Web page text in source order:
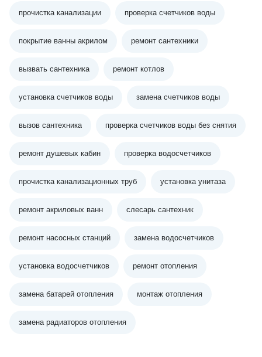
прочистка канализации проверка счетчиков воды
покрытие ванны акрилом ремонт сантехники
вызвать сантехника ремонт котлов
установка счетчиков воды замена счетчиков воды
вызов сантехника проверка счетчиков воды без снятия
ремонт душевых кабин проверка водосчетчиков
прочистка канализационных труб установка унитаза
ремонт акриловых ванн слесарь сантехник
ремонт насосных станций замена водосчетчиков
установка водосчетчиков ремонт отопления
замена батарей отопления монтаж отопления
замена радиаторов отопления